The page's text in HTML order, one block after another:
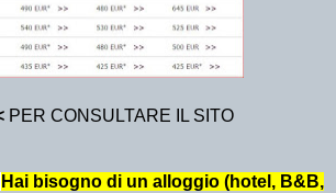
PER CONSULTARE IL SITO
Hai bisogno di un alloggio (hotel, B&B,